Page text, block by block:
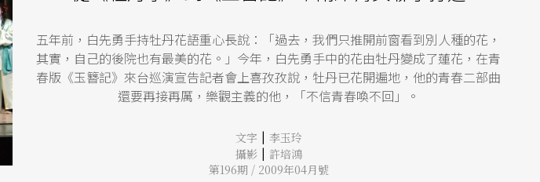
五年前，白先勇手持牡丹花語重心長說：「過去，我們只推開前窗看到別人種的花，
其實，自己的後院也有最美的花。」今年，白先勇手中的花由牡丹變成了蓮花，在青
春版《玉簪記》來台巡演宣告記者會上喜孜孜說，牡丹已花開遍地，他的青春二部曲
還要再接再厲，樂觀主義的他，「不信青春喚不回」。
文字 | 李玉玲
攝影 | 許培鴻
第196期 / 2009年04月號